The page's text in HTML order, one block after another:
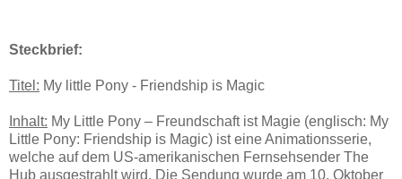
Steckbrief:
Titel: My little Pony - Friendship is Magic
Inhalt: My Little Pony – Freundschaft ist Magie (englisch: My
Little Pony: Friendship is Magic) ist eine Animationsserie,
welche auf dem US-amerikanischen Fernsehsender The
Hub ausgestrahlt wird. Die Sendung wurde am 10. Oktober